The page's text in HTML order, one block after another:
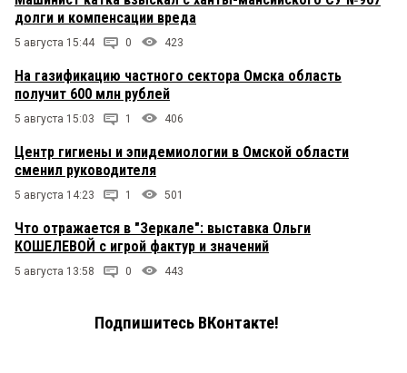
долги и компенсации вреда
5 августа 15:44 0 423
На газификацию частного сектора Омска область
получит 600 млн рублей
5 августа 15:03 1 406
Центр гигиены и эпидемиологии в Омской области
сменил руководителя
5 августа 14:23 1 501
Что отражается в "Зеркале": выставка Ольги
КОШЕЛЕВОЙ с игрой фактур и значений
5 августа 13:58 0 443
Подпишитесь ВКонтакте!